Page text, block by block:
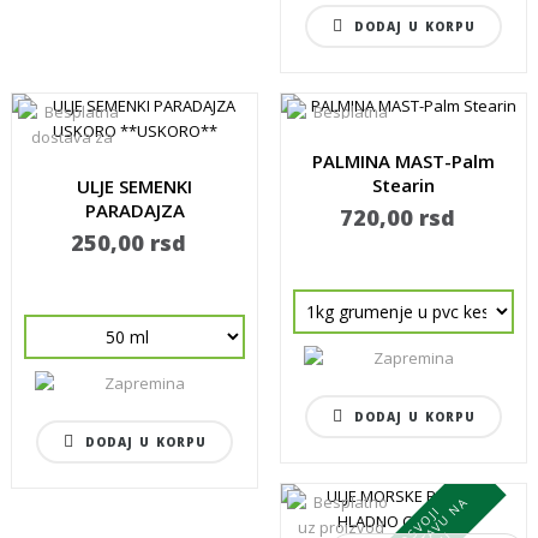
DODAJ U KORPU
ULJE SEMENKI
PARADAJZA
250,00 rsd
DODAJ U KORPU
PALMINA MAST-Palm
Stearin
720,00 rsd
DODAJ U KORPU